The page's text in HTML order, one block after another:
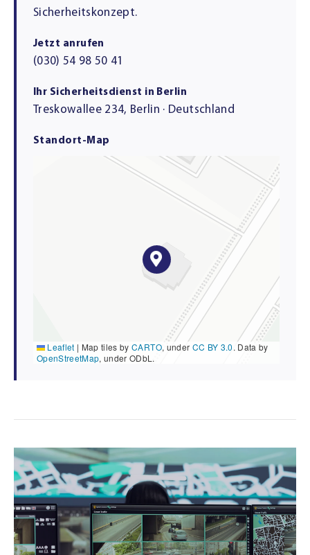
Sicherheitskonzept.
Jetzt anrufen
(030) 54 98 50 41
Ihr Sicherheitsdienst in Berlin
Treskowallee 234, Berlin · Deutschland
Standort-Map
Leaflet | Map tiles byCARTO, under CC BY 3.0. Data by
OpenStreetMap, under ODbL.